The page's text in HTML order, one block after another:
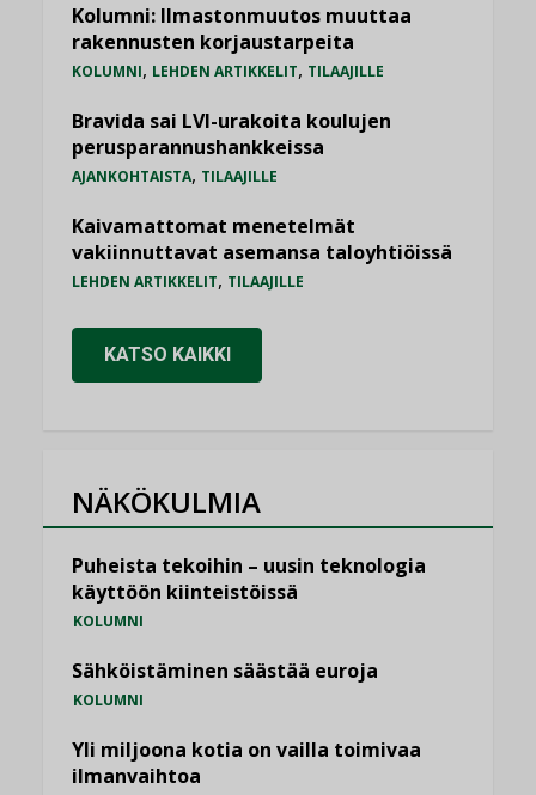
Kolumni: Ilmastonmuutos muuttaa
rakennusten korjaustarpeita
KOLUMNI, LEHDEN ARTIKKELIT, TILAAJILLE
Bravida sai LVI-urakoita koulujen
perusparannushankkeissa
AJANKOHTAISTA, TILAAJILLE
Kaivamattomat menetelmät
vakiinnuttavat asemansa taloyhtiöissä
LEHDEN ARTIKKELIT, TILAAJILLE
KATSO KAIKKI
NÄKÖKULMIA
Puheista tekoihin – uusin teknologia
käyttöön kiinteistöissä
KOLUMNI
Sähköistäminen säästää euroja
KOLUMNI
Yli miljoona kotia on vailla toimivaa
ilmanvaihtoa